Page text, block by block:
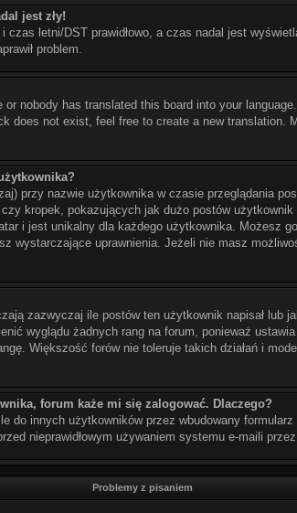
jest zły!
letni/DST prawidłowo, a czas nadal jest
problem.
nobody has translated this board into your
does not exist, feel free to create a new translation.
przy nazwie użytkownika w czasie przeglądania
kropek, pokazujących jak dużo postów
i jest unikalny dla każdego użytkownika. Możesz
wystarczające uprawnienia. Jeżeli nie masz
zazwyczaj ile postów ten użytkownik napisał lub
wyglądu żadnych rang na forum, ponieważ
Większość forów nie toleruje takich działań i
forum każe mi się zalogować. Dlaczego?
do innych użytkowników przez wbudowany
nieprawidłowym używaniem systemu e-maili
Problemy z pisaniem